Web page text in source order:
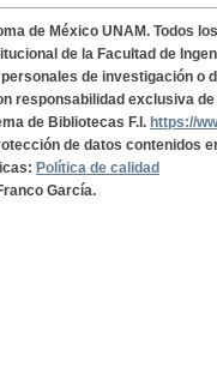
de México UNAM. Todos
de la Facultad de
de investigación o
responsabilidad exclusiva
de Bibliotecas F.I. https://
de datos contenidos
Política de calidad
García.